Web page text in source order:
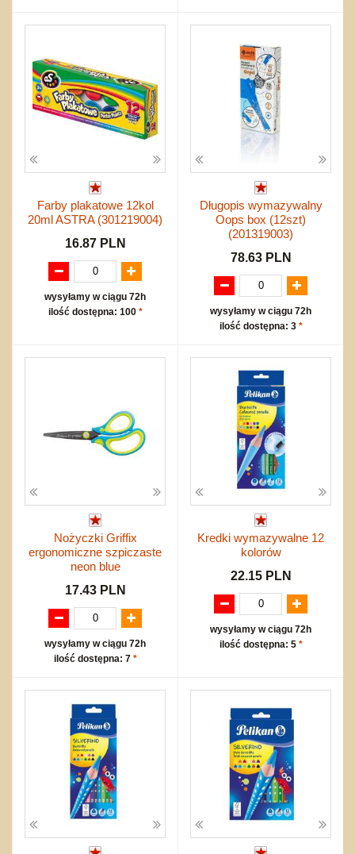
Farby plakatowe 12kol
20ml ASTRA (301219004)
16.87 PLN
wysyłamy w ciągu 72h
ilość dostępna: 100 *
Długopis wymazywalny
Oops box (12szt)
(201319003)
78.63 PLN
wysyłamy w ciągu 72h
ilość dostępna: 3 *
Nożyczki Griffix
ergonomiczne szpiczaste
neon blue
17.43 PLN
wysyłamy w ciągu 72h
ilość dostępna: 7 *
Kredki wymazywalne 12
kolorów
22.15 PLN
wysyłamy w ciągu 72h
ilość dostępna: 5 *